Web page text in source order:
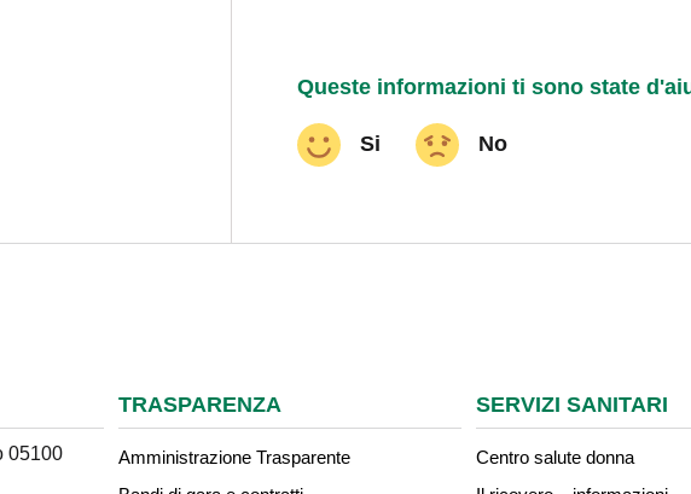
Queste informazioni ti sono state
Si No
05100
TRASPARENZA
Amministrazione Trasparente
SERVIZI SANITARI
Centro salute donna